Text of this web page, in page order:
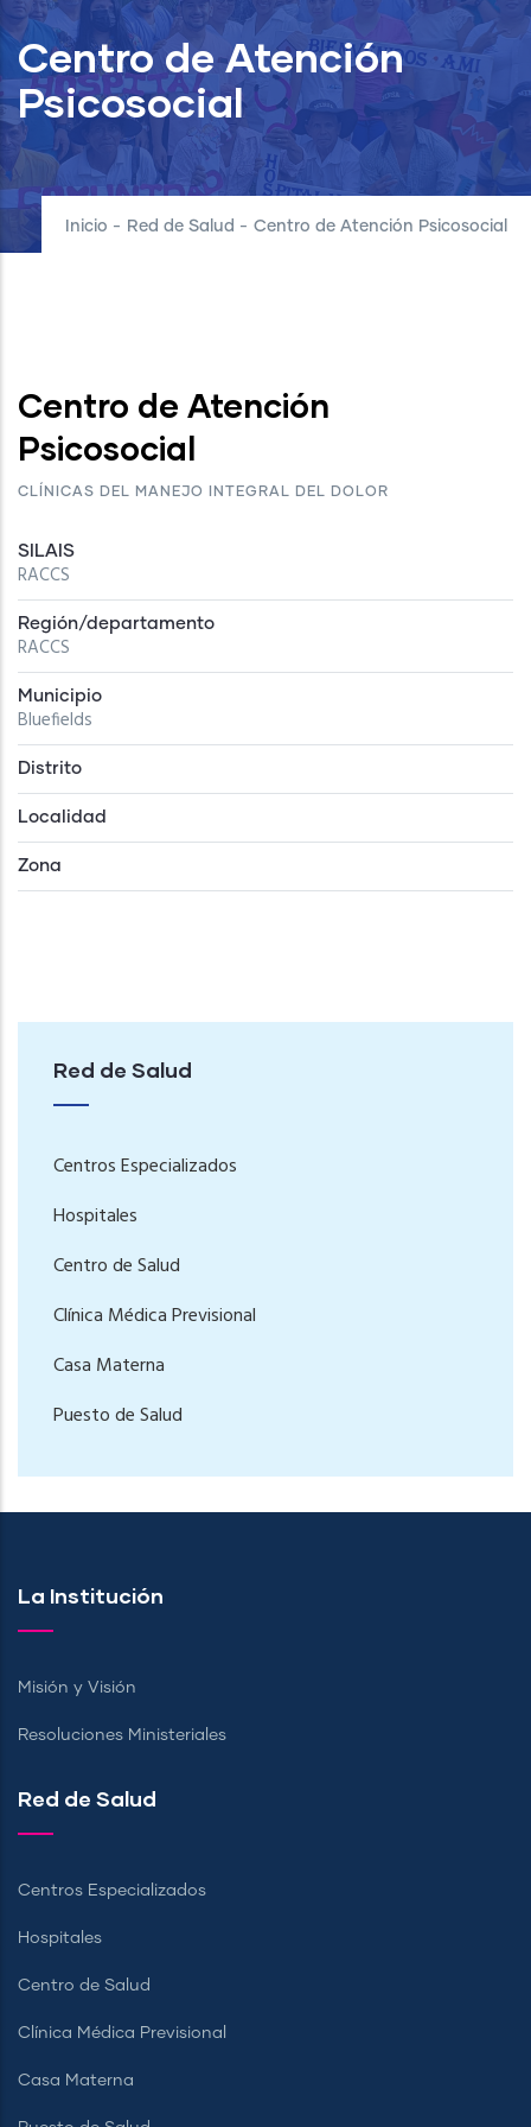
Centro de Atención
Psicosocial
Inicio - Red de Salud - Centro de Atención Psicosocial
Centro de Atención
Psicosocial
CLÍNICAS DEL MANEJO INTEGRAL DEL DOLOR
SILAIS
RACCS
Región/departamento
RACCS
Municipio
Bluefields
Distrito
Localidad
Zona
Red de Salud
Centros Especializados
Hospitales
Centro de Salud
Clínica Médica Previsional
Casa Materna
Puesto de Salud
La Institución
Misión y Visión
Resoluciones Ministeriales
Red de Salud
Centros Especializados
Hospitales
Centro de Salud
Clínica Médica Previsional
Casa Materna